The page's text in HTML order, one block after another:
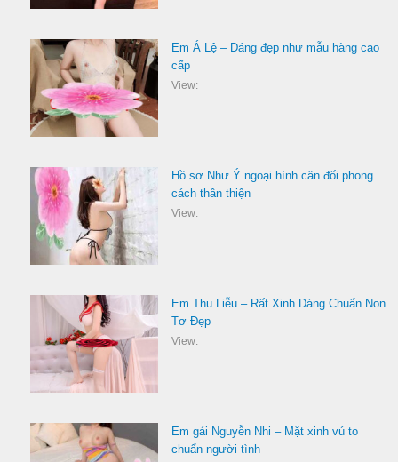
Em Á Lệ – Dáng đẹp như mẫu hàng cao
cấp
View:
Hồ sơ Như Ý ngoại hình cân đối phong
cách thân thiện
View:
Em Thu Liễu – Rất Xinh Dáng Chuẩn Non
Tơ Đẹp
View:
Em gái Nguyễn Nhi – Mặt xinh vú to
chuẩn người tình